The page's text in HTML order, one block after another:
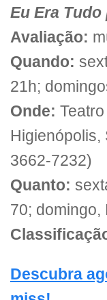
Eu Era Tudo
Avaliação:
Quando:
21h;
Onde:
Higienópolis,
3662-7232)
Quanto:
70; domingo,
Descubra